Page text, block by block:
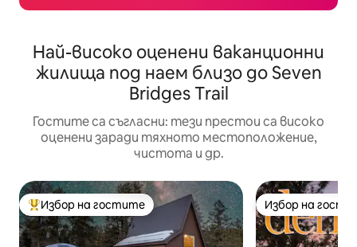
Най-високо оценени ваканционни
жилища под наем близо до Seven
Bridges Trail
Гостите са съгласни: тези престои са високо
оценени заради тяхното местоположение,
чистота и др.
Най-популярен избор на гостите
Избор на гостите Избор на
Избор на